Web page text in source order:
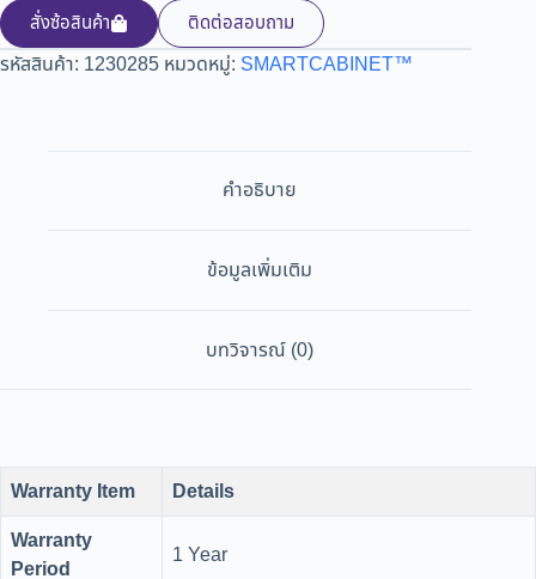
สั่งซ้อสินค้า
ติดต่อสอบถาม
รหัสสินค้า: 1230285 หมวดหมู่: SMARTCABINET™
คำอธิบาย
ข้อมูลเพิ่มเติม
บทวิจารณ์ (0)
Warranty Item
Details
Warranty
Period
1 Year